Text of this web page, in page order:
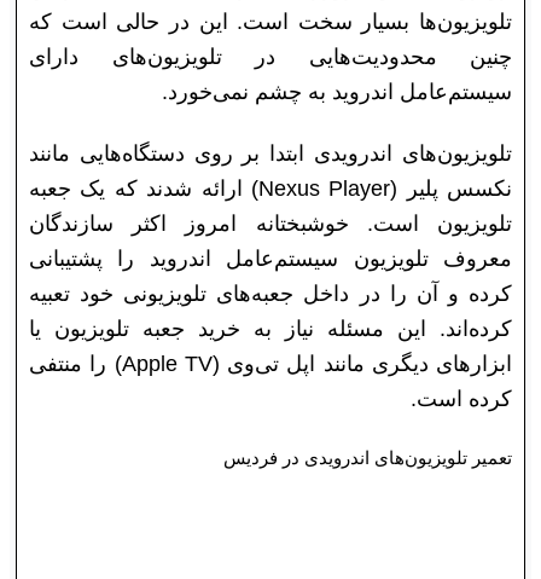
تلویزیون‌ها بسیار سخت است. این در حالی است که
چنین محدودیت‌هایی در تلویزیون‌های دارای
سیستم‌عامل اندروید به چشم نمی‌خورد.
تلویزیون‌های اندرویدی ابتدا بر روی دستگاه‌هایی مانند
نکسس پلیر (Nexus Player) ارائه شدند که یک جعبه
تلویزیون است. خوشبختانه امروز اکثر سازندگان
معروف تلویزیون سیستم‌عامل اندروید را پشتیبانی
کرده و آن را در داخل جعبه‌های تلویزیونی خود تعبیه
کرده‌اند. این مسئله نیاز به خرید جعبه تلویزیون یا
ابزار‌های دیگری مانند اپل تی‌وی (Apple TV) را منتفی
کرده است.
تعمیر تلویزیون‌های اندرویدی در فردیس